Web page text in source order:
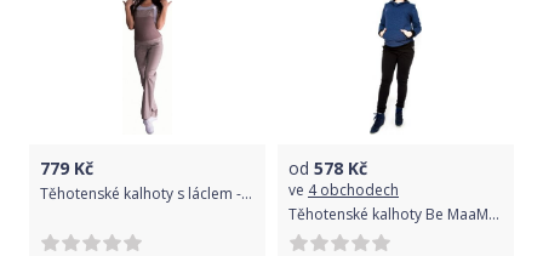
779 Kč
Těhotenské kalhoty s láclem - béžové, Velikosti těh. moda XXL (44)
od 578 Kč
ve 4 obchodech
Těhotenské kalhoty Be MaaMaa - NINA černá